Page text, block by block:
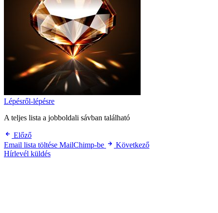
Lépésről-lépésre
A teljes lista a jobboldali sávban található
Előző
Email lista töltése MailChimp-be
Következő
Hírlevél küldés